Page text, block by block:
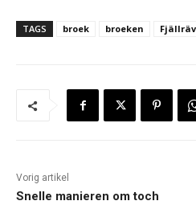
TAGS broek broeken
Vorig artikel
Snelle manieren om toch